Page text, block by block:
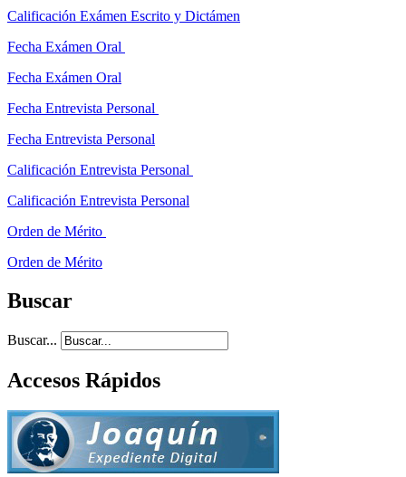
Calificación Exámen Escrito y Dictámen
Fecha Exámen Oral
Fecha Exámen Oral
Fecha Entrevista Personal
Fecha Entrevista Personal
Calificación Entrevista Personal
Calificación Entrevista Personal
Orden de Mérito
Orden de Mérito
Buscar
Buscar...
Accesos Rápidos